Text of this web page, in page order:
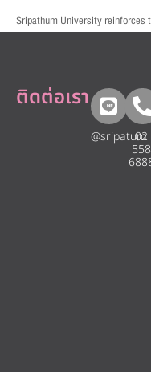
Sripathum University reinforces
ติดต่อเรา
@sripatum
02
558